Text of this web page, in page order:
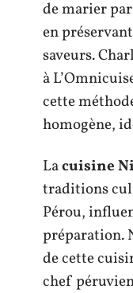
de marier
en
saveurs.
à
cette
homogène,
Lacuisine
traditions
Pérou,
préparation.
de cette
chef